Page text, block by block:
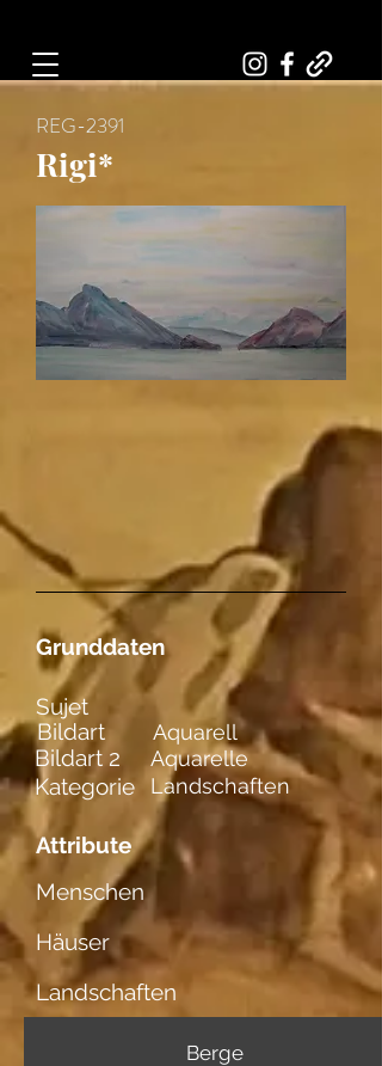
REG-2391
Rigi*
Grunddaten
Bildart Aquarell
Bildart 2 Aquarelle
Kategorie Landschaften
Attribute
Menschen
Häuser
Landschaften
Berge
Sujet